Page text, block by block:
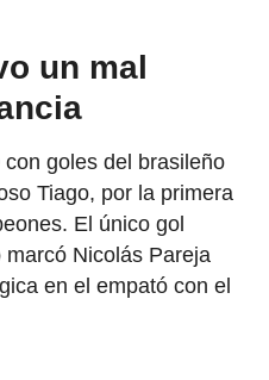
un mal
goles del brasileño
Tiago, por la primera
El único gol
Nicolás Pareja
en el empató con el